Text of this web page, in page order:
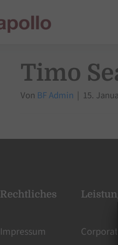
Timo
Von BF Admin | 15.
Rechtliches
Impressum